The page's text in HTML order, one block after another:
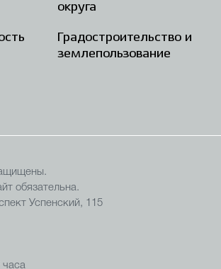
округа
Градостроительство и
землепользование
обязательна.
Успенский, 115
часа